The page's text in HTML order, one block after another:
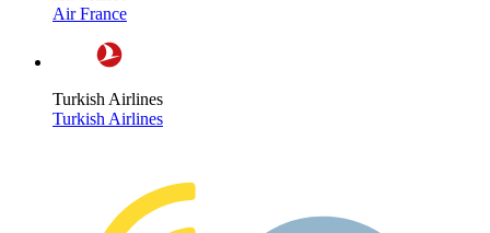
Air France
Turkish Airlines
Turkish Airlines